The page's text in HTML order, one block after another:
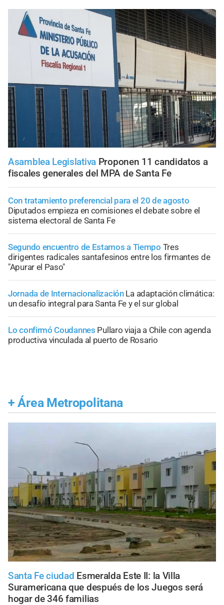
Asamblea Legislativa Proponen 11 candidatos a
fiscales generales del MPA de Santa Fe
Con tratamiento preferencial para el 20 de agosto
Diputados empieza en comisiones el debate sobre el
sistema electoral de Santa Fe
Segundo encuentro de Estamos a Tiempo Tres
dirigentes radicales santafesinos entre los firmantes de
"Apurar el Paso"
Jornada de Internacionalización La adaptación climática:
un desafío integral para Santa Fe y el sur global
Lo confirmó Coudannes Pullaro viaja a Chile con agenda
productiva vinculada al puerto de Rosario
+ Área Metropolitana
Santa Fe ciudad Esmeralda Este II: la Villa
Suramericana que después de los Juegos será
hogar de 346 familias